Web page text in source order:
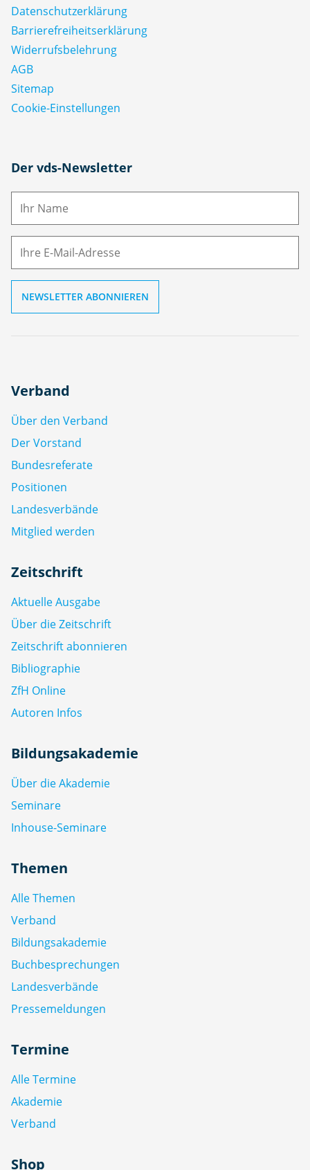
Datenschutz­erklärung
Barrierefreiheitserklärung
Widerrufsbelehrung
AGB
Sitemap
Cookie-Einstellungen
Der vds-Newsletter
N
M
Verband
Über den Verband
Der Vorstand
Bundesreferate
Positionen
Landesverbände
Mitglied werden
Zeitschrift
Aktuelle Ausgabe
Über die Zeitschrift
Zeitschrift abonnieren
Bibliographie
ZfH Online
Autoren Infos
Bildungsakademie
Über die Akademie
Seminare
Inhouse-Seminare
Themen
Alle Themen
Verband
Bildungsakademie
Buchbesprechungen
Landesverbände
Pressemeldungen
Termine
Alle Termine
Akademie
Verband
Shop